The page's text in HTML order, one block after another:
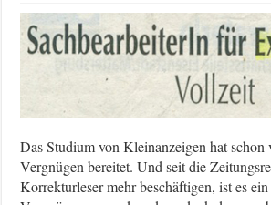
Das Studium von Kleinanzeigen hat schon
Vergnügen bereitet. Und seit die
Korrekturleser mehr beschäftigen, ist es